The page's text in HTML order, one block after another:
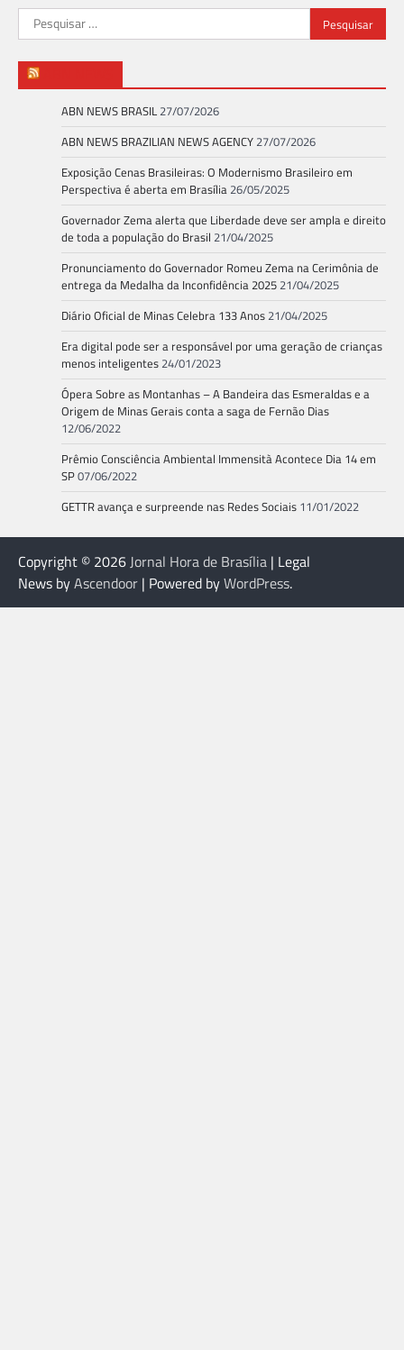
Pesquisar
por:
ABN NEWS BRASIL 27/07/2026
ABN NEWS BRAZILIAN NEWS AGENCY 27/07/2026
Exposição Cenas Brasileiras: O Modernismo Brasileiro em
Perspectiva é aberta em Brasília 26/05/2025
Governador Zema alerta que Liberdade deve ser ampla e direito
de toda a população do Brasil 21/04/2025
Pronunciamento do Governador Romeu Zema na Cerimônia de
entrega da Medalha da Inconfidência 2025 21/04/2025
Diário Oficial de Minas Celebra 133 Anos 21/04/2025
Era digital pode ser a responsável por uma geração de crianças
menos inteligentes 24/01/2023
Ópera Sobre as Montanhas – A Bandeira das Esmeraldas e a
Origem de Minas Gerais conta a saga de Fernão Dias
12/06/2022
Prêmio Consciência Ambiental Immensità Acontece Dia 14 em
SP07/06/2022
GETTR avança e surpreende nas Redes Sociais 11/01/2022
Copyright © 2026Jornal Hora de Brasília | Legal
News byAscendoor | Powered byWordPress.